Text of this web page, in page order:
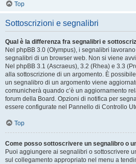
Top
Sottoscrizioni e segnalibri
Qual è la differenza fra segnalibri e
Nel phpBB 3.0 (Olympus), i segnalibri
segnalibri di un browser web. Non si viene
Nel phpBB 3.1 (Ascraeus), 3.2 (Rhea) e 3.3
alla sottoscrizione di un argomento. È
un segnalibro di un argomento viene
comunicherà quando c’è un aggiornamento
forum della Board. Opzioni di notifica per
essere configurate nel Pannello di Controllo
Top
Come posso sottoscrivere un segnalibro o
Puoi aggiungere ai segnalibri o sottoscrivere
sul collegamento appropriato nel menu a